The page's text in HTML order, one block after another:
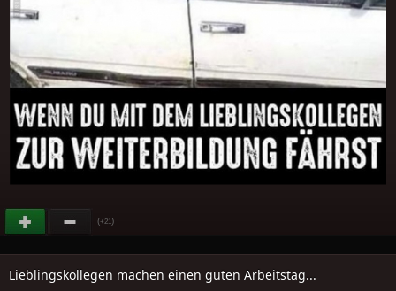
(+21)
Lieblingskollegen machen einen guten Arbeitstag...